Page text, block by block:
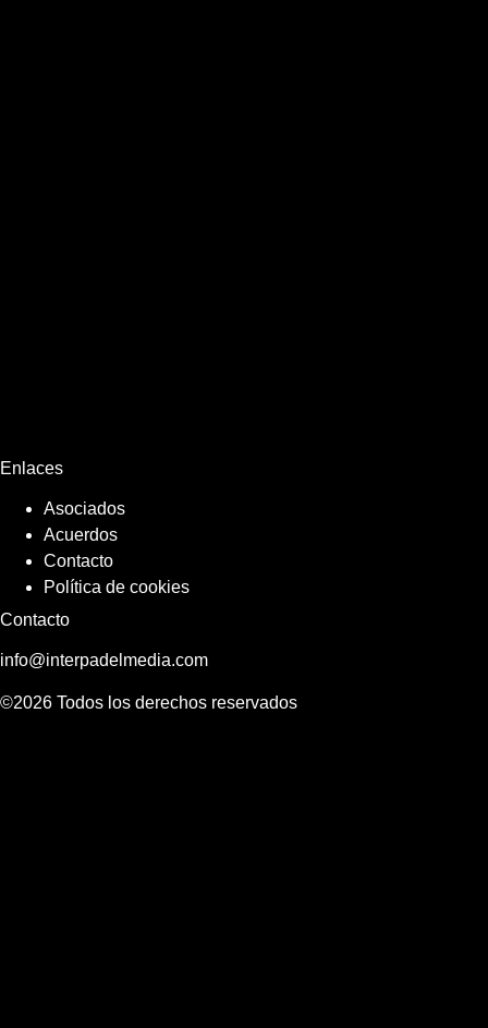
Enlaces
Asociados
Acuerdos
Contacto
Política de cookies
Contacto
info@interpadelmedia.com
©2026 Todos los derechos reservados